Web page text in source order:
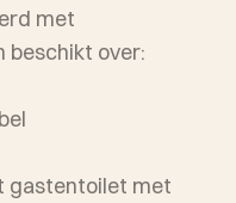
met
beschikt over:
gastentoilet met